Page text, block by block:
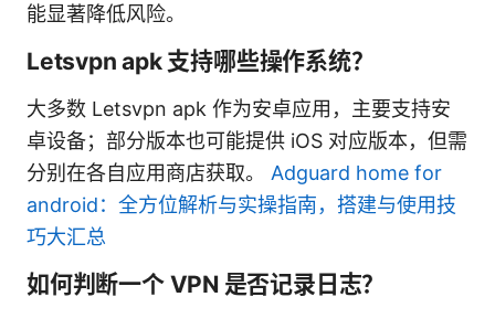
能显著降低风险。
Letsvpn apk 支持哪些操作系统？
大多数 Letsvpn apk 作为安卓应用，主要支持安
卓设备；部分版本也可能提供 iOS 对应版本，但需
分别在各自应用商店获取。 Adguard home for
android：全方位解析与实操指南，搭建与使用技
巧大汇总
如何判断一个 VPN 是否记录日志？